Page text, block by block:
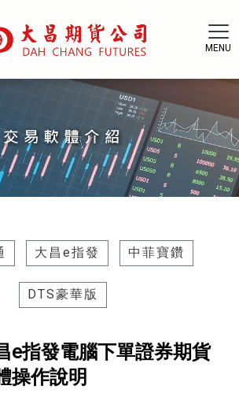
大昌e指發 中菲寶鑽
DTS豪華版
e指發電腦下單證券期貨
操作說明